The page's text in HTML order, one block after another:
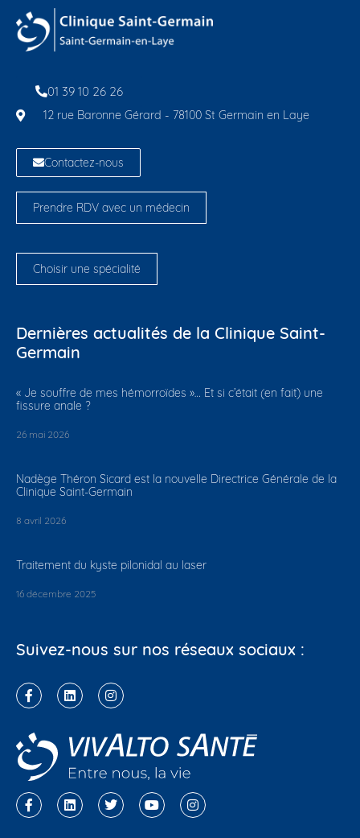
01 39 10 26 26
12 rue Baronne Gérard - 78100 St Germain en Laye
Contactez-nous
Prendre RDV avec un médecin
Choisir une spécialité
Dernières actualités de la Clinique Saint-
Germain
​« Je souffre de mes hémorroïdes »… Et si c’était (en fait) une
fissure anale ?
26 mai 2026
Nadège Théron Sicard est la nouvelle Directrice Générale de la
Clinique Saint-Germain
8 avril 2026
Traitement du kyste pilonidal au laser
16 décembre 2025
Suivez-nous sur nos réseaux sociaux :